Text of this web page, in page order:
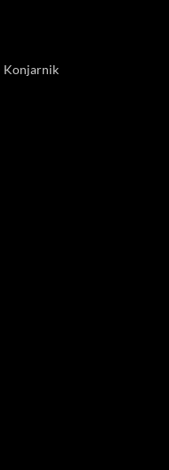
Konjarnik